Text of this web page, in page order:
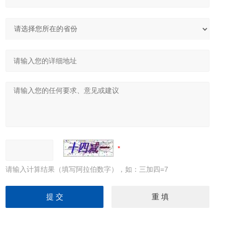
请输入计算结果（填写阿拉伯数字），如：三加四=7